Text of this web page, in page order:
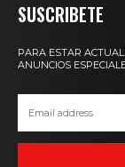
SUSCRIBETE
PARA ESTAR
ANUNCIOS